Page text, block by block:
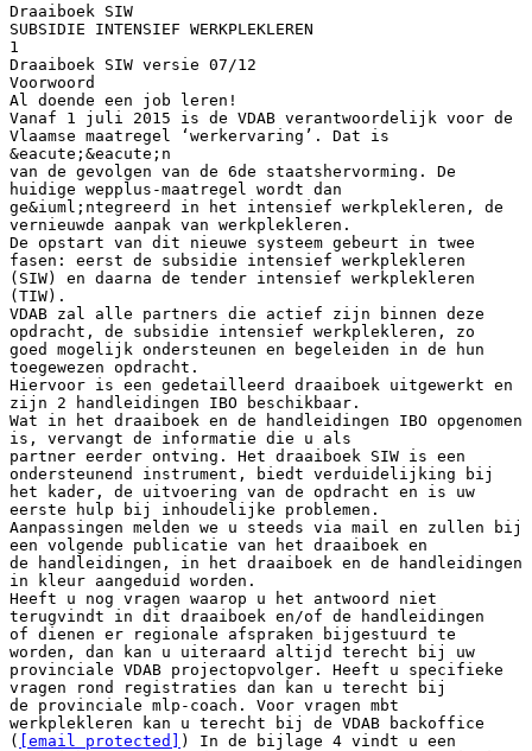
Draaiboek SIW
SUBSIDIE INTENSIEF WERKPLEKLEREN
1
Draaiboek SIW versie 07/12
Voorwoord
Al doende een job leren!
Vanaf 1 juli 2015 is de VDAB verantwoordelijk voor de
Vlaamse maatregel ‘werkervaring’. Dat is
&eacute;&eacute;n
van de gevolgen van de 6de staatshervorming. De
huidige wepplus-maatregel wordt dan
ge&iuml;ntegreerd in het intensief werkplekleren, de
vernieuwde aanpak van werkplekleren.
De opstart van dit nieuwe systeem gebeurt in twee
fasen: eerst de subsidie intensief werkplekleren
(SIW) en daarna de tender intensief werkplekleren
(TIW).
VDAB zal alle partners die actief zijn binnen deze
opdracht, de subsidie intensief werkplekleren, zo
goed mogelijk ondersteunen en begeleiden in de hun
toegewezen opdracht.
Hiervoor is een gedetailleerd draaiboek uitgewerkt en
zijn 2 handleidingen IBO beschikbaar.
Wat in het draaiboek en de handleidingen IBO opgenomen
is, vervangt de informatie die u als
partner eerder ontving. Het draaiboek SIW is een
ondersteunend instrument, biedt verduidelijking bij
het kader, de uitvoering van de opdracht en is uw
eerste hulp bij inhoudelijke problemen.
Aanpassingen melden we u steeds via mail en zullen bij
een volgende publicatie van het draaiboek en
de handleidingen, in het draaiboek en de handleidingen
in kleur aangeduid worden.
Heeft u nog vragen waarop u het antwoord niet
terugvindt in dit draaiboek en/of de handleidingen
of dienen er regionale afspraken bijgestuurd te
worden, dan kan u uiteraard altijd terecht bij uw
provinciale VDAB projectopvolger. Heeft u specifieke
vragen rond registraties dan kan u terecht bij
de provinciale mlp-coach. Voor vragen mbt
werkplekleren kan u terecht bij de VDAB backoffice
(
[email protected] ) In de bijlage 4 vindt u een overzicht terug van de contactpersonen per provincie. Brussel Sabine Pardaens juli 2015 Teamleider Regie/samenwerking 2 Draaiboek SIW versie 07/12 Inhoud 1 Administratieve bepalingen ............................................................................................ 5 1.1 Duurtijd van de opdracht ......................................................................................... 5 1.2 Plaats van de dienstverlening .................................................................................. 5 1.3 Betaling ................................................................................................................... 5 1.3.1 Gemaakte kosten in het kader van deze opdracht aantonen ............................ 5 1.3.2 Financi&euml;le audit ................................................................................................ 6 1.4 2 3 Mandaten ................................................................................................................ 7 Technische bepalingen................................................................................................... 8 2.1 Situering en doelstelling .......................................................................................... 8 2.2 Doelgroep ............................................................................................................... 8 2.3 Beschrijving van de opdracht .................................................................................11 2.3.1 Toeleiding .......................................................................................................11 2.3.2 Trajectbepaling................................................................................................12 2.3.3 Aanmelding/afmelding .....................................................................................13 2.3.4 Diepgaande ori&euml;ntering en opmaak actieplan .................................................14 2.3.5 Intensieve begeleiding en bemiddeling naar werk ...........................................15 2.3.6 Het werkplekleren ...........................................................................................18 2.3.7 Nazorg tijdens tewerkstelling ...........................................................................19 2.3.8 Taalondersteuning voor laagtaalvaardige deelnemers ....................................20 2.3.9 Einde begeleidingstraject en terugnameplicht .................................................21 Specifieke bepalingen betreffende de uitvoering van de opdracht .................................22 3.1 Personeelsinzet ......................................................................................................22 3.2 Welzijn en veiligheid ...............................................................................................22 3.3 Registratie in Mijn Loopbaan voor Partners (MLP) .................................................22 3.3.1 Verlening inzagerechten..................................................................................22 3.3.2 Rapportering ...................................................................................................23 3.3.3 Verplichte registraties ......................................................................................23 3.4 Het werkzoekendedossier: onderliggende bewijsstukken van de MLP-registratie. .25 3.5 Vervroegde stopzettingen en onttenderingen .........................................................27 3.6 Werkzoekende werkt niet mee, transmissie ...........................................................28 3.6.1 Werkzoekende voert de trajectovereenkomst niet of slechts beperkt uit ..........28 3.6.2 Transmissie, weldra een VDAB-bevoegdheid..................................................28 3.7 Klachtenprocedure voor de werkzoekende.............................................................29 3 Draaiboek SIW versie 07/12 3.7.1 Principes .........................................................................................................29 3.7.2 Rapportering over ontvangen klachten ............................................................29 3.8 Ongevallen .............................................................................................................30 3.9 Mobiliteitstegemoetkoming .....................................................................................30 3.9.1 De Lijnkaart .....................................................................................................30 3.9.2 Treinticket aan verminderde kostprijs ..............................................................31 3.10 4 Privacy ...................................................................................................................33 3.10.1 Inleiding – Voor wie is deze onderrichting .......................................................33 3.10.2 Wat betekent privacy? .....................................................................................34 3.10.3 Verzamelen en noteren van persoonsgegevens ..............................................34 3.10.4 Meedelen van gegevens aan derden ..............................................................36 Bijlagen .........................................................................................................................38 4.1 Bijlage 1: Inschattingslijst .......................................................................................38 4.2 Bijlage 2: Sjabloon eindverslag ..............................................................................45 4.3 Bijlage 3: Privacy document ...................................................................................47 4.4 Bijlage 4: Overzicht provinciale contactpersonen ...................................................49 4.5 Bijlage 5: Inschattingslijst .......................................................................................50 4.6 Bijlage 6: Personen met een arbeidsbeperking – aanvraagprocedure screening....58 4.7 Bijlage 7: Indicatie PmAH en BTOM ........................................................................ 1 4.8 Bijlage 8: BTOM’s................................................................................................... 2 4 Draaiboek SIW versie 07/12 1 Administratieve bepalingen 1.1 Duurtijd van de opdracht De subsidie heeft betrekking op de periode 1/7/2015 t.e.m. 31/12/2016. In zijn totaliteit dienen er 2500 werkzoekenden toegeleid te worden door de VDAB in de periode 1/7/2015 tem 31/12/2015. 1.2 Plaats van de dienstverlening De locaties voldoen aan alle wettelijke voorschriften, in het bijzonder aan de Codex Welzijn, het ARAB en het AREI. 1.3 Betaling De subsidie, vermeld in artikel 3 van het contract dat met de 14 penhouders afgesloten werd, wordt uitbetaald in 8 schijven. Bij het contract horen de addenda alsook de richtlijnen voor financi&euml;le verantwoording van de subsidieovereenkomst betreffende de intensieve begeleiding en bemiddeling van langdurig werkzoekenden die via werkplekleren plaatsbaar zijn in het NEC. In het geval de penhouder partnerschappen aangaat, verbindt hij zich ertoe een samenwerkingsovereenkomst af te sluiten met deze onderaannemers, waarin minstens afspraken worden vastgelegd over de wijze van betaling van deze partners. 1.3.1 Gemaakte kosten in het kader van deze opdracht aantonen De penhouder zal moeten kunnen aantonen dat de ter beschikking gestelde subsidie is aangewend voor de activiteiten die in de overeenkomst zijn opgenomen. Om dit te kunnen doen, moeten alle kosten en opbrengsten die betrekking hebben tot deze activiteiten in de boekhouding van de penhouder worden opgenomen. Enkel de directe personeelskosten van de medewerkers die op de payroll staan van de organisatie waarmee VDAB het contract (penhouder) heeft afgesloten kunnen als personeelskost ingediend worden. Het gaat hier dan over de personeelskosten van medewerkers die een rechtstreekse bijdrage leveren tot het behalen van de doelstellingen omschreven in de overeenkomst. De ingediende personeelskosten staan in verhouding met de tijd die aan deze activiteiten werd besteed. De personeels- en werkingskosten van de onderaannemers moeten gefactureerd worden aan de penhouder die deze kosten dan kan indienen als specifieke werkingskost. De penhouder kan de personeelskosten van de onderaannemers dus niet indienen als personeelskost, maar wel als directe werkingskost. Op de factuur wordt ook best vermeld wie de prestaties aan de penhouder heeft geleverd en dat het prestaties zijn die betrekking hebben op de overeenkomst (SIW in dit geval). De penhouder moet wel afspraken maken met de onderaannemer over de financi&euml;le verantwoording. Het zou dus kunnen dat er bij twijfel over een factuur een detail van kosten gevraagd wordt aan de onderaannemer. Het is aan de penhouder om deze details op te vragen bij de onderaannemer. 5 Draaiboek SIW versie 07/12 De VDAB controleert de boekhoudingen van de onderaannemers niet. - als er niet rechtstreeks aan penhouder wordt gefactureerd, maar aan de onderaannnemer dan moet de onderaannemer de kosten aan de penhouder doorfactureren wil hij die kunnen inbrengen. - als een derde wordt ingehuurd om activiteiten in het kader van de subsidieovereenkomst uit te voeren voor verschillende penhouders en hij voert deze activiteit gelijktijdig uit voor de penhouders (cfr jobhunter) dan kunnen deze kosten evenredig verdeeld worden over de penhouders. Bijvoorbeeld: als er 4 penhouders zijn waarvoor een derde dezelfde activiteit gelijktijdig uitvoert voor een totaal bedrag van 1.000 euro dan kan aan elke penhouder een factuur gestuurd worden van 250 euro. Belangrijk: het gaat altijd over kosten die het resultaat zijn van acties voor SIW! Andere kosten kunnen niet ingediend worden. 1.3.2 Financi&euml;le audit ● Onderwerp van de audit Per kalenderjaar, dient de begunstigde een financi&euml;le verantwoording in bij de VDAB waarin wordt aangetoond dat de middelen die ter beschikking